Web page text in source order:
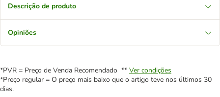
Descrição de produto
Opiniões
*PVR = Preço de Venda Recomendado ** Ver condições
*Preço regular = O preço mais baixo que o artigo teve nos últimos 30
dias.